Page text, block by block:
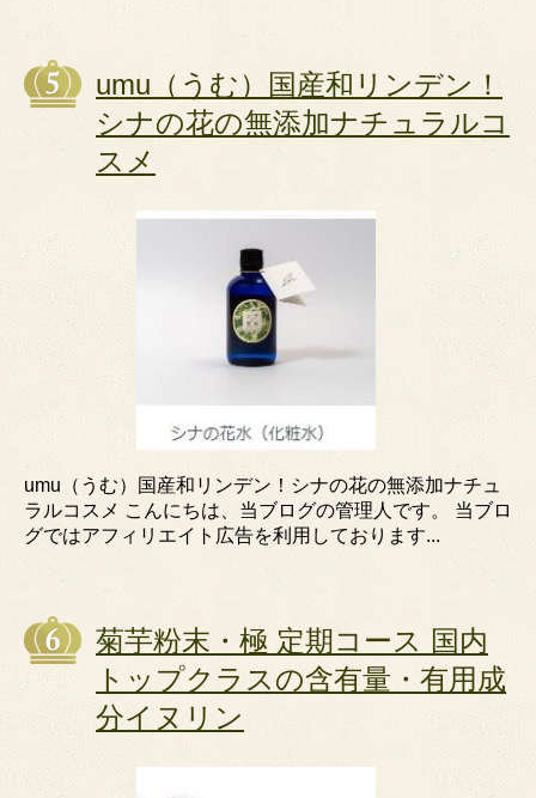
umu（うむ）国産和リンデン！
シナの花の無添加ナチュラルコ
スメ
umu（うむ）国産和リンデン！シナの花の無添加ナチュ
ラルコスメ こんにちは、当ブログの管理人です。 当ブロ
グではアフィリエイト広告を利用しております...
菊芋粉末・極 定期コース 国内
トップクラスの含有量・有用成
分イヌリン